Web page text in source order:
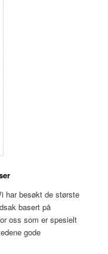
har besøkt de største
basert på
oss som er spesielt
gode